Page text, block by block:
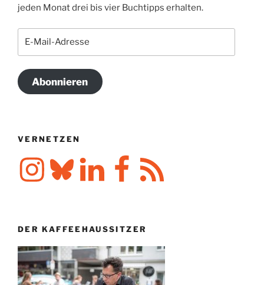
jeden Monat drei bis vier Buchtipps erhalten.
Abonnieren
VERNETZEN
InstagramBlueskyLinkedIn FacebookRSS-
Feed
DER KAFFEEHAUSSITZER